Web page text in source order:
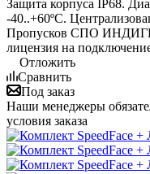
Защита корпуса IP68.
-40..+60ºС.
Пропусков СПО
лицензия на
Отложить
Сравнить
Под заказ
Наши менеджеры
условия заказа